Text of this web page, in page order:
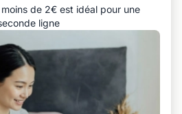
de 2€ est idéal pour une
ligne